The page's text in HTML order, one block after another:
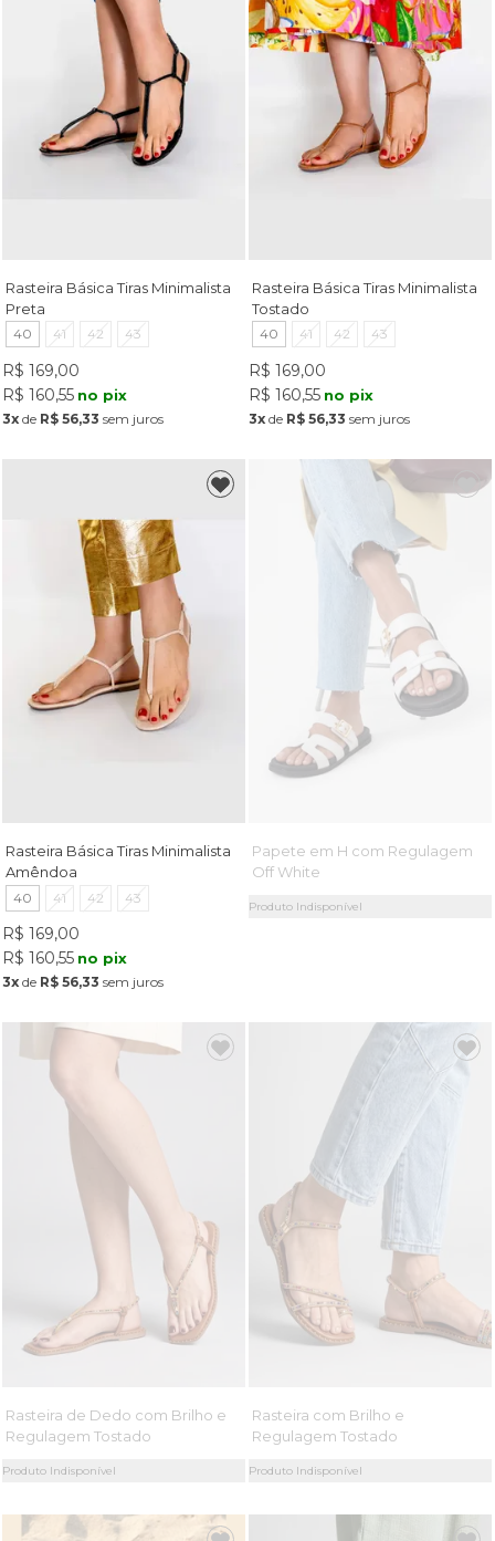
Rasteira Básica Tiras Minimalista
Preta
40 41 42 43
R$ 169,00
R$ 160,55 no pix
3xde R$ 56,33 sem juros
Rasteira Básica Tiras Minimalista
Tostado
40 41 42 43
R$ 169,00
R$ 160,55 no pix
3x de R$ 56,33 sem juros
Rasteira Básica Tiras Minimalista
Amêndoa
40 41 42 43
R$ 169,00
R$ 160,55 no pix
3xde R$ 56,33 sem juros
Papete em H com Regulagem
Off White
Produto Indisponível
Rasteira de Dedo com Brilho e
Regulagem Tostado
Produto Indisponível
Rasteira com Brilho e
Regulagem Tostado
Produto Indisponível